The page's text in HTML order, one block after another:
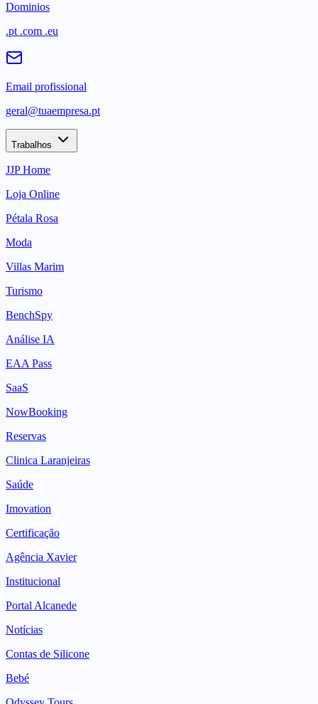
Dominios
.pt .com .eu
Email profissional
geral@tuaempresa.pt
Trabalhos
JJP Home
Loja Online
Pétala Rosa
Moda
Villas Marim
Turismo
BenchSpy
Análise IA
EAA Pass
SaaS
NowBooking
Reservas
Clinica Laranjeiras
Saúde
Imovation
Certificação
Agência Xavier
Institucional
Portal Alcanede
Notícias
Contas de Silicone
Bebé